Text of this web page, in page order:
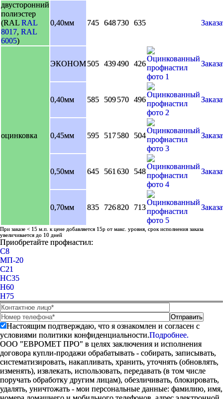
двусторонний
полиэстер
(RAL RAL
8017, RAL
6005)
0,40мм 745 648730 635
оцинковка
ЭКОНОМ505 439490 426
0,40мм 585 509570 496
0,45мм 595 517580 504
0,50мм 645 561 630 548
0,70мм 835 726820 713
При заказе < 15 м.п. к цене добавляется 15р от макс. уровня, срок исполнения заказа
увеличивается до 10 дней
Приобретайте профнастил:
C8
МП-20
С21
НС35
Н60
Н75
Настоящим подтверждаю, что я ознакомлен и согласен с
условиями политики конфиденциальности.Подробнее.
ООО "ЕВРОМЕТ ПРО" в целях заключения и исполнения
договора купли-продажи обрабатывать - собирать, записывать,
систематизировать, накапливать, хранить, уточнять (обновлять,
изменять), извлекать, использовать, передавать (в том числе
поручать обработку другим лицам), обезличивать, блокировать,
удалять, уничтожать - мои персональные данные: фамилию, имя,